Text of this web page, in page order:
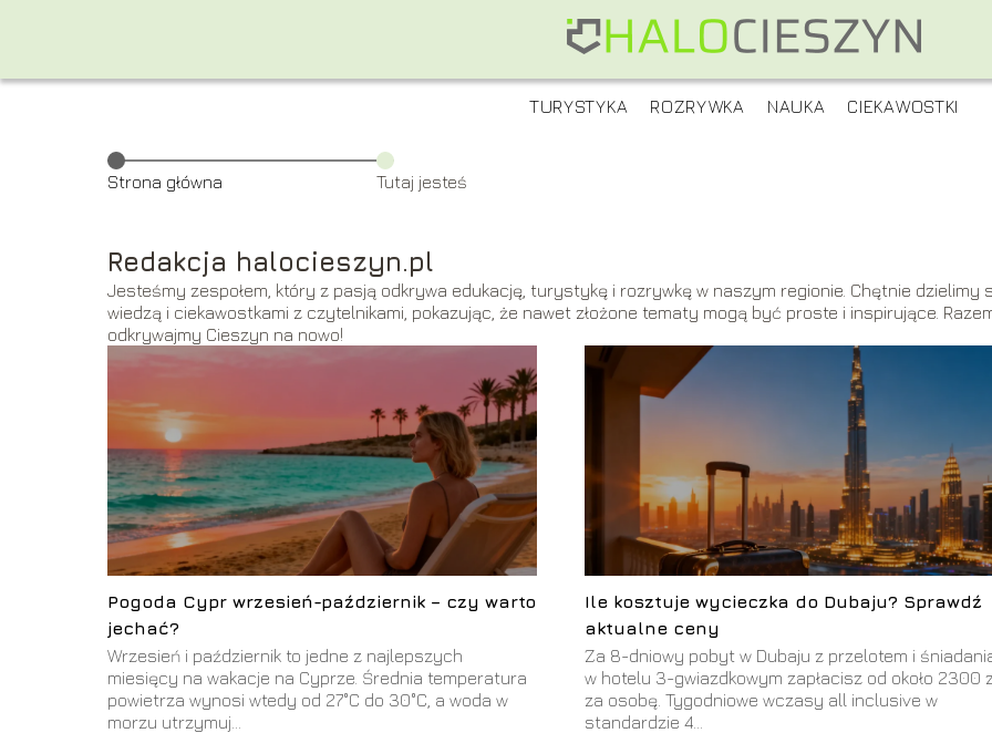
TURYSTYKA ROZRYWKA NAUKA CIEKAWOSTKI
Strona główna Tutaj jesteś
Redakcja halocieszyn.pl
Jesteśmy zespołem, który z pasją odkrywa edukację, turystykę i rozrywkę w naszym regionie. Chętnie dzielimy
wiedzą i ciekawostkami z czytelnikami, pokazując, że nawet złożone tematy mogą być proste i inspirujące.
odkrywajmy Cieszyn na nowo!
Pogoda Cypr wrzesień-październik – czy warto
jechać?
Wrzesień i październik to jedne z najlepszych
miesięcy na wakacje na Cyprze. Średnia temperatura
powietrza wynosi wtedy od 27°C do 30°C, a woda w
morzu utrzymuj...
Ile kosztuje wycieczka do Dubaju? Sprawdź
aktualne ceny
Za 8-dniowy pobyt w Dubaju z przelotem i
w hotelu 3-gwiazdkowym zapłacisz od około 2300
za osobę. Tygodniowe wczasy all inclusive w
standardzie 4...